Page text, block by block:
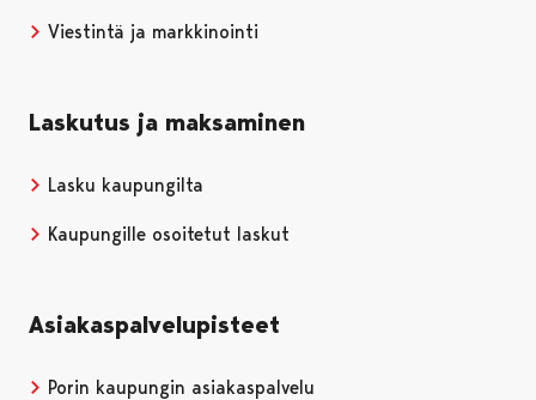
Viestintä ja markkinointi
Laskutus ja maksaminen
Lasku kaupungilta
Kaupungille osoitetut laskut
Asiakaspalvelupisteet
Porin kaupungin asiakaspalvelu